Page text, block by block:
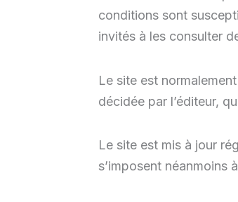
conditions sont
invités à les consulter
Le site est
décidée par l’éditeur,
Le site est mis à jour
s’imposent néanmoins